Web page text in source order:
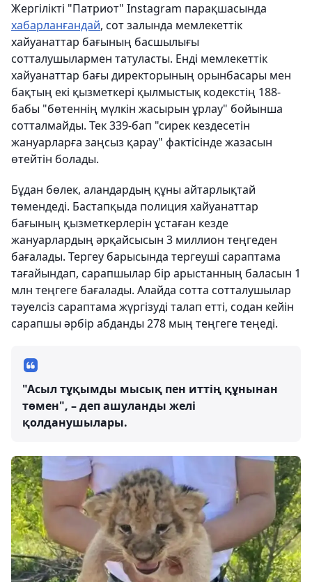
Жергілікті "Патриот" Instagram парақшасында
хабарланғандай, сот залында мемлекеттік
хайуанаттар бағының басшылығы
сотталушылармен татуласты. Енді мемлекеттік
хайуанаттар бағы директорының орынбасары мен
бақтың екі қызметкері қылмыстық кодекстің 188-
бабы "бөтеннің мүлкін жасырын ұрлау" бойынша
сотталмайды. Тек 339-бап "сирек кездесетін
жануарларға заңсыз қарау" фактісінде жазасын
өтейтін болады.
Бұдан бөлек, аландардың құны айтарлықтай
төмендеді. Бастапқыда полиция хайуанаттар
бағының қызметкерлерін ұстаған кезде
жануарлардың әрқайсысын 3 миллион теңгеден
бағалады. Тергеу барысында тергеуші сараптама
тағайындап, сарапшылар бір арыстанның баласын 1
млн теңгеге бағалады. Алайда сотта сотталушылар
тәуелсіз сараптама жүргізуді талап етті, содан кейін
сарапшы әрбір абданды 278 мың теңгеге теңеді.
"Асыл тұқымды мысық пен иттің құнынан
төмен", – деп ашуланды желі
қолданушылары.